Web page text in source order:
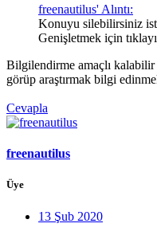
freenautilus' Alıntı:
Konuyu silebilirsiniz
Genişletmek için
Bilgilendirme amaçlı
görüp araştırmak bilgi
Cevapla
freenautilus
Üye
13 Şub 2020